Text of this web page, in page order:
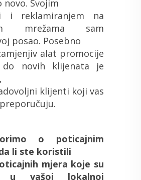
Svojim
i reklamiranjem na
mrežama sam
posao. Posebno
alat promocije
novih klijenata je
klijenti koji vas
o poticajnim
li ste koristili
mjera koje su
u vašoj lokalnoj